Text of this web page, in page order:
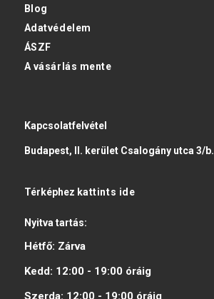
Blog
Adatvédelem
ÁSZF
A vásárlás mente
Kapcsolatfelvétel
Budapest, II. kerület Csalogány utca 3/b.
Térképhez kattints ide
Nyitva tartás:
Hétfő: Zárva
Kedd: 12:00 - 19:00 óráig
Szerda: 12:00 - 19:00 óráig